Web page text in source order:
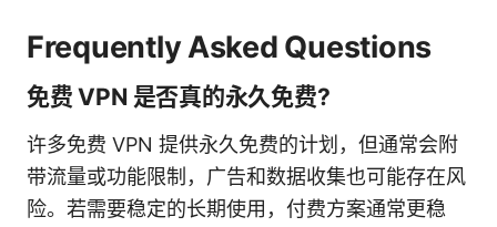
Frequently Asked Questions
免费 VPN 是否真的永久免费?
许多免费 VPN 提供永久免费的计划，但通常会附
带流量或功能限制，广告和数据收集也可能存在风
险。若需要稳定的长期使用，付费方案通常更稳